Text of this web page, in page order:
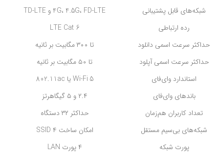
شبکه‌های قابل پشتیبانی
4G، 4.5G، FD-LTE و TD-LTE
رده ارتباطی
LTE Cat 6
حداکثر سرعت اسمی دانلود
تا ۳۰۰ مگابیت بر ثانیه
حداکثر سرعت اسمی آپلود
تا ۵۰ مگابیت بر ثانیه
استاندارد وای‌فای
Wi-Fi 5 یا 802.11ac
باندهای وای‌فای
۲.۴ و ۵ گیگاهرتز
تعداد کاربران هم‌زمان
حداکثر ۳۲ دستگاه
شبکه‌های بی‌سیم مستقل
امکان ساخت ۴ SSID
پورت شبکه
۴ پورت LAN